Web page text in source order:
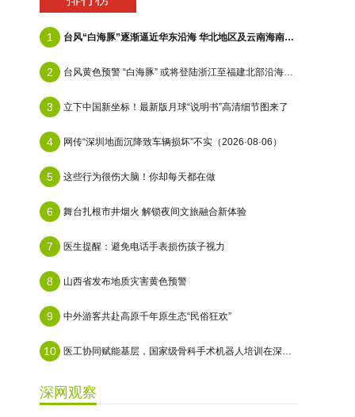
1 台风“白海豚”逐渐逼近华东沿海 华北地区及云南海南等地有降雨
2 台风黄色预警 “白海豚” 或将登陆浙江至福建北部沿海地区
3 立下中国新坐标！最新版月球“说明书”高清细节图来了
4 网传“深圳地面沉降致车辆损坏”不实（2026·08·06）
5 这些行为很伤大脑！你却每天都在做
6 舞台扎根市井烟火 解锁夜间文旅融合新体验
7 医生提醒：避免电话手表损伤孩子视力
8 山西省发布地质灾害黄色预警
9 中外游客共赴高原千年原生态“民俗狂欢”
10 医工协同赋能基层，国家级骨科手术机器人培训在深圳坪山举办
深网观察